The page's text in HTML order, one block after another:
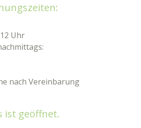
Uhr
nach Vereinbarung
ist geöffnet.